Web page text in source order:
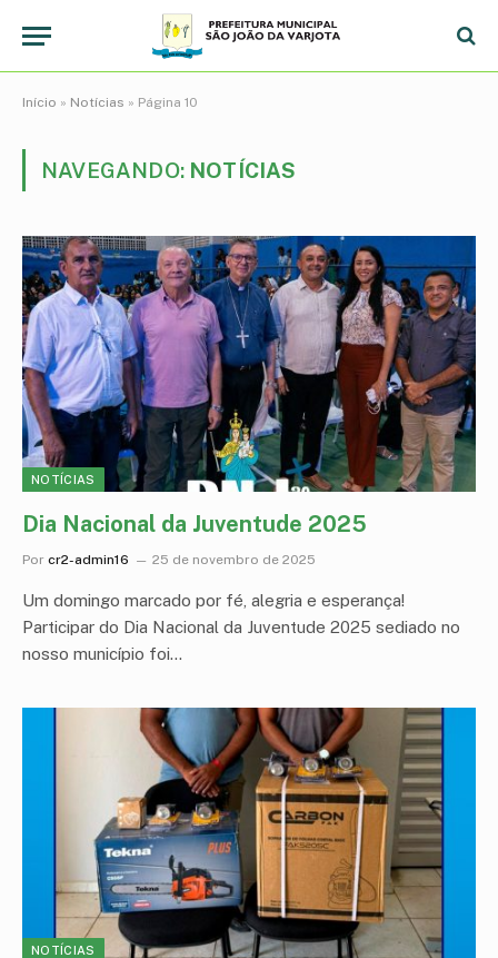
Início » Notícias » Página 10
NAVEGANDO: NOTÍCIAS
NOTÍCIAS
Dia Nacional da Juventude 2025
Por cr2-admin16 25 de novembro de 2025
Um domingo marcado por fé, alegria e esperança!
Participar do Dia Nacional da Juventude 2025 sediado no
nosso município foi…
NOTÍCIAS